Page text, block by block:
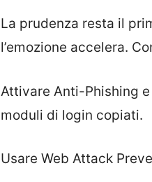
La prudenza resta il
l’emozione accelera.
Attivare Anti-Phishing
moduli di login copiati.
Usare Web Attack